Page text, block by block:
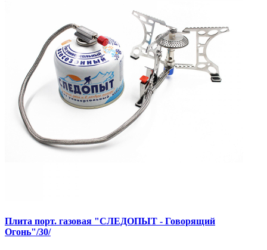
Плита порт. газовая "СЛЕДОПЫТ - Говорящий
Огонь"/30/